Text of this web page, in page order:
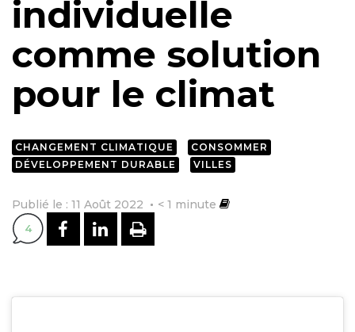
individuelle
comme solution
pour le climat
CHANGEMENT CLIMATIQUE
CONSOMMER
DÉVELOPPEMENT DURABLE
VILLES
Publié le : 11 Août 2022 < 1 minute
4 PARTAGER SUR FACEBOOK
PARTAGER SUR
IMPRIMER